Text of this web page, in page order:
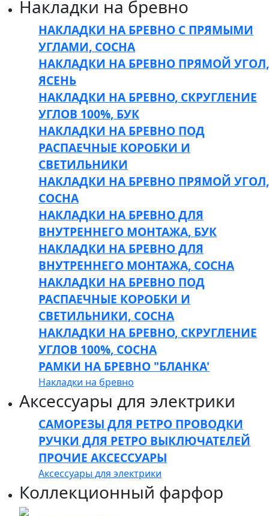
Накладки на бревно
НАКЛАДКИ НА БРЕВНО С ПРЯМЫМИ
УГЛАМИ, СОСНА
НАКЛАДКИ НА БРЕВНО ПРЯМОЙ УГОЛ,
ЯСЕНЬ
НАКЛАДКИ НА БРЕВНО, СКРУГЛЕНИЕ
УГЛОВ 100%, БУК
НАКЛАДКИ НА БРЕВНО ПОД
РАСПАЕЧНЫЕ КОРОБКИ И
СВЕТИЛЬНИКИ
НАКЛАДКИ НА БРЕВНО ПРЯМОЙ УГОЛ,
СОСНА
НАКЛАДКИ НА БРЕВНО ДЛЯ
ВНУТРЕННЕГО МОНТАЖА, БУК
НАКЛАДКИ НА БРЕВНО ДЛЯ
ВНУТРЕННЕГО МОНТАЖА, СОСНА
НАКЛАДКИ НА БРЕВНО ПОД
РАСПАЕЧНЫЕ КОРОБКИ И
СВЕТИЛЬНИКИ, СОСНА
НАКЛАДКИ НА БРЕВНО, СКРУГЛЕНИЕ
УГЛОВ 100%, СОСНА
РАМКИ НА БРЕВНО "БЛАНКА'
Накладки на бревно
Аксессуары для электрики
САМОРЕЗЫ ДЛЯ РЕТРО ПРОВОДКИ
РУЧКИ ДЛЯ РЕТРО ВЫКЛЮЧАТЕЛЕЙ
ПРОЧИЕ АКСЕССУАРЫ
Аксессуары для электрики
Коллекционный фарфор